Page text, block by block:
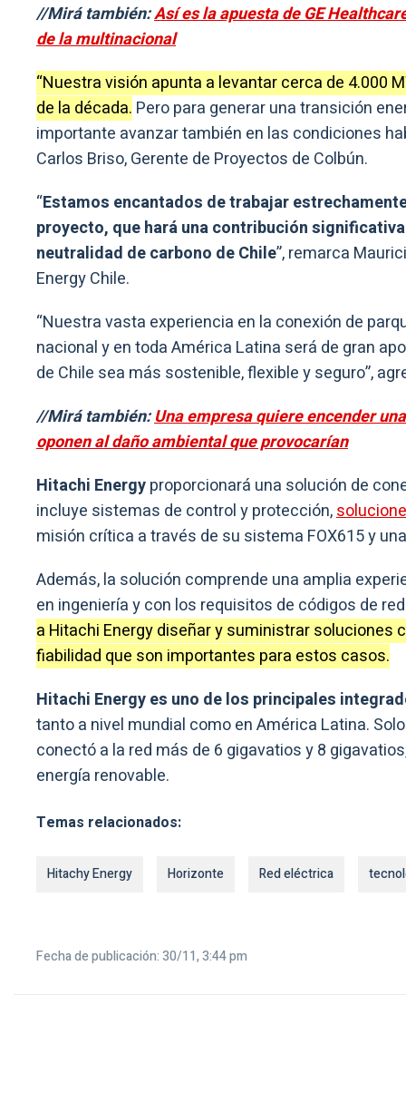
//Mirá también:Así es la apuesta de GE
de la multinacional
“Nuestra visión apunta a levantar cerca de 4.000
de la década. Pero para generar una transición
importante avanzar también en las condiciones
Carlos Briso, Gerente de Proyectos de Colbún.
“Estamos encantados de trabajar
proyecto, que hará una contribución
neutralidad de carbono de Chile”, remarca
Energy Chile.
“Nuestra vasta experiencia en la conexión de
nacional y en toda América Latina será de gran
de Chile sea más sostenible, flexible y seguro”,
//Mirá también:Una empresa quiere encender
oponen al daño ambiental que provocarían
Hitachi Energyproporcionará una solución de
incluye sistemas de control y protección,
misión crítica a través de su sistema FOX615 y
Además, la solución comprende una amplia
en ingeniería y con los requisitos de códigos de
a Hitachi Energy diseñar y suministrar
fiabilidad que son importantes para estos casos.
Hitachi Energy es uno de los principales
tanto a nivel mundial como en América Latina.
conectó a la red más de 6 gigavatios y 8
energía renovable.
Temas relacionados:
Hitachy Energy Horizonte Red eléctrica
Fecha de publicación: 30/11, 3:44 pm